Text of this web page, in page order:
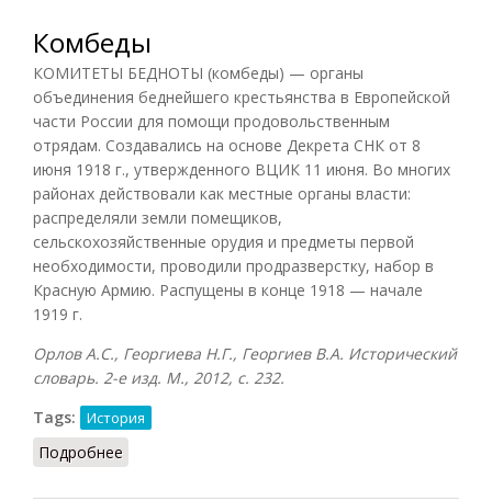
Комбеды
КОМИТЕТЫ БЕДНОТЫ (комбеды) — органы
объединения беднейшего крестьянства в Европейской
части России для помощи продовольственным
отрядам. Создавались на основе Декрета СНК от 8
июня 1918 г., утвержденного ВЦИК 11 июня. Во многих
районах действовали как местные органы власти:
распределяли земли помещиков,
сельскохозяйственные орудия и предметы первой
необходимости, проводили продразверстку, набор в
Красную Армию. Распущены в конце 1918 — начале
1919 г.
Орлов А.С., Георгиева Н.Г., Георгиев В.А. Исторический
словарь. 2-е изд. М., 2012, с. 232.
Tags:
История
Подробнее